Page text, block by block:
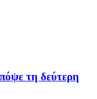
τη δεύτερη